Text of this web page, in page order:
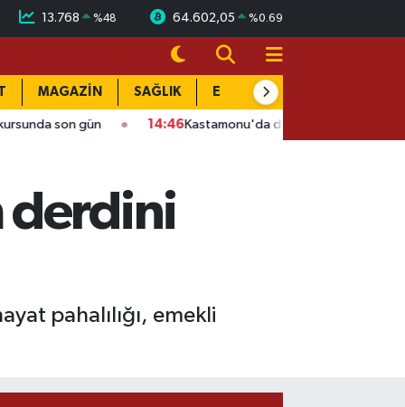
13.768 %48 64.602,05 %0.69
MAGAZİN SAĞLIK EĞİTİM
gün 14:46 Kastamonu'da dehşet gecesi: Komşusunu
derdini
pahalılığı, emekli